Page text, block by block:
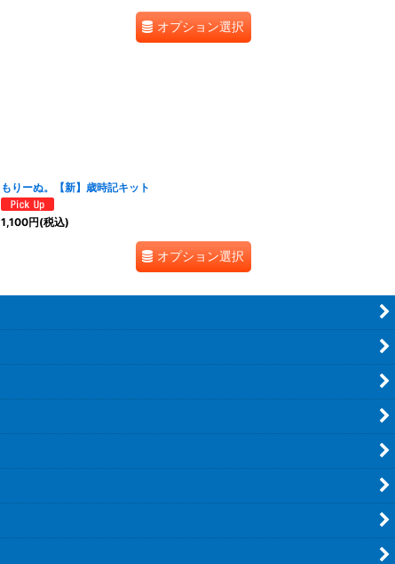
オプション選択
もりーぬ。【新】歳時記キット
1,100円(税込)
オプション選択